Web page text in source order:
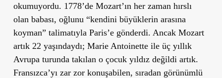
okumuyordu. 1778’de Mozart’ın her zaman hırslı
olan babası, oğlunu “kendini büyüklerin arasına
koyman” talimatıyla Paris’e gönderdi. Ancak Mozart
artık 22 yaşındaydı; Marie Antoinette ile üç yıllık
Avrupa turunda takılan o çocuk yıldız değildi artık.
Fransızca’yı zar zor konuşabilen, sıradan görünümlü